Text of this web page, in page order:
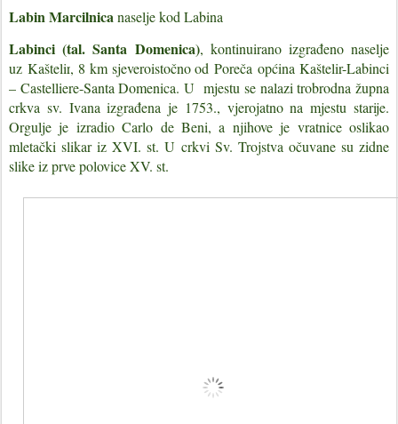
Labin Marcilnicanaselje kod Labina
Labinci (tal. Santa Domenica), kontinuirano izgrađeno naselje
uz Kaštelir, 8 km sjeveroistočno odPoreča općina Kaštelir-Labinci
– Castelliere-Santa Domenica. U mjestu se nalazi trobrodna župna
crkva sv. Ivana izgrađena je 1753., vjerojatno na mjestu starije.
Orgulje je izradio Carlo de Beni, a njihove je vratnice oslikao
mletački slikar iz XVI. st. U crkvi Sv. Trojstva očuvane su zidne
slike iz prve polovice XV. st.